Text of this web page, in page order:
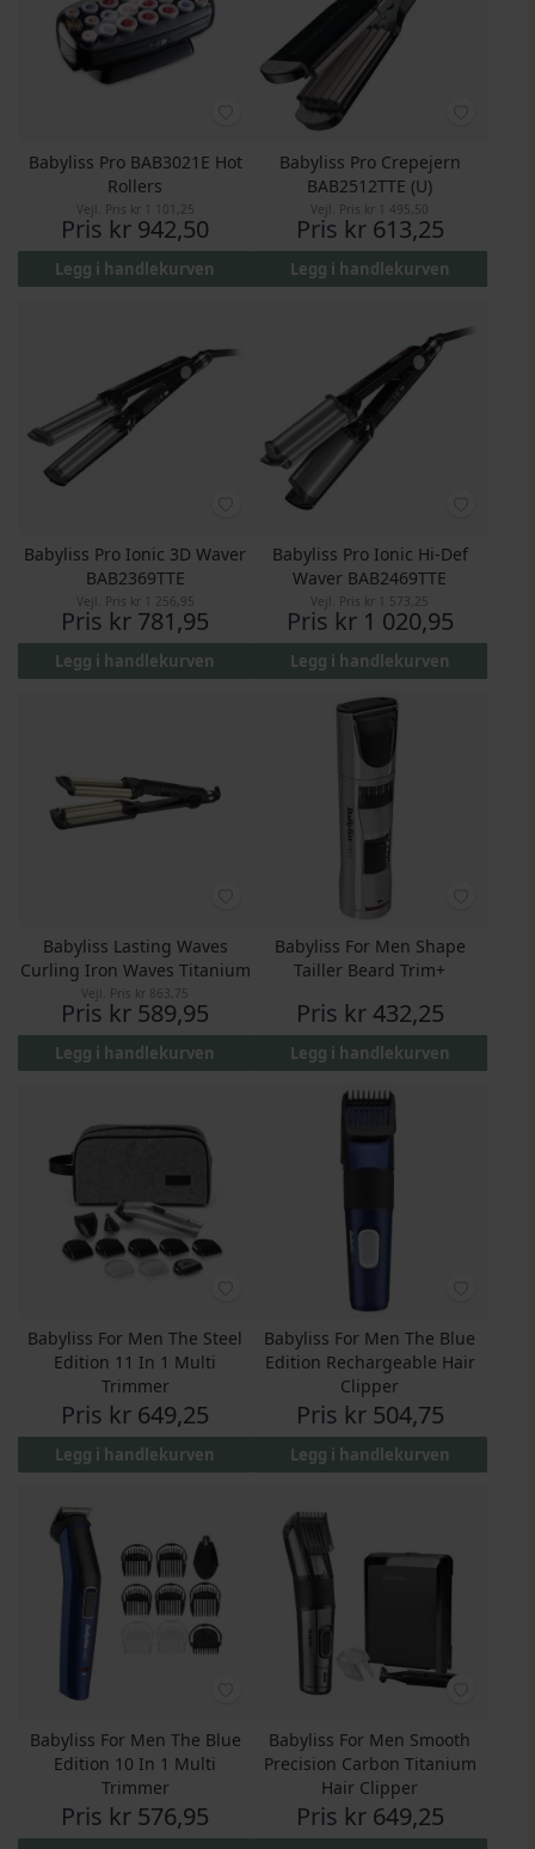
Babyliss Pro BAB3021E Hot
Rollers
Vejl. Pris kr 1 101,25
Pris kr 942,50
Legg i handlekurven
Babyliss Pro Crepejern
BAB2512TTE (U)
Vejl. Pris kr 1 495,50
Pris kr 613,25
Legg i handlekurven
Babyliss Pro Ionic 3D Waver
BAB2369TTE
Vejl. Pris kr 1 256,95
Pris kr 781,95
Legg i handlekurven
Babyliss Pro Ionic Hi-Def
Waver BAB2469TTE
Vejl. Pris kr 1 573,25
Pris kr 1 020,95
Legg i handlekurven
Babyliss Lasting Waves
Curling Iron Waves Titanium
Vejl. Pris kr 863,75
Pris kr 589,95
Legg i handlekurven
Babyliss For Men Shape
Tailler Beard Trim+
Pris kr 432,25
Legg i handlekurven
Babyliss For Men The Steel
Edition 11 In 1 Multi
Trimmer
Pris kr 649,25
Legg i handlekurven
Babyliss For Men The Blue
Edition Rechargeable Hair
Clipper
Pris kr 504,75
Legg i handlekurven
Babyliss For Men The Blue
Edition 10 In 1 Multi
Trimmer
Pris kr 576,95
Babyliss For Men Smooth
Precision Carbon Titanium
Hair Clipper
Pris kr 649,25